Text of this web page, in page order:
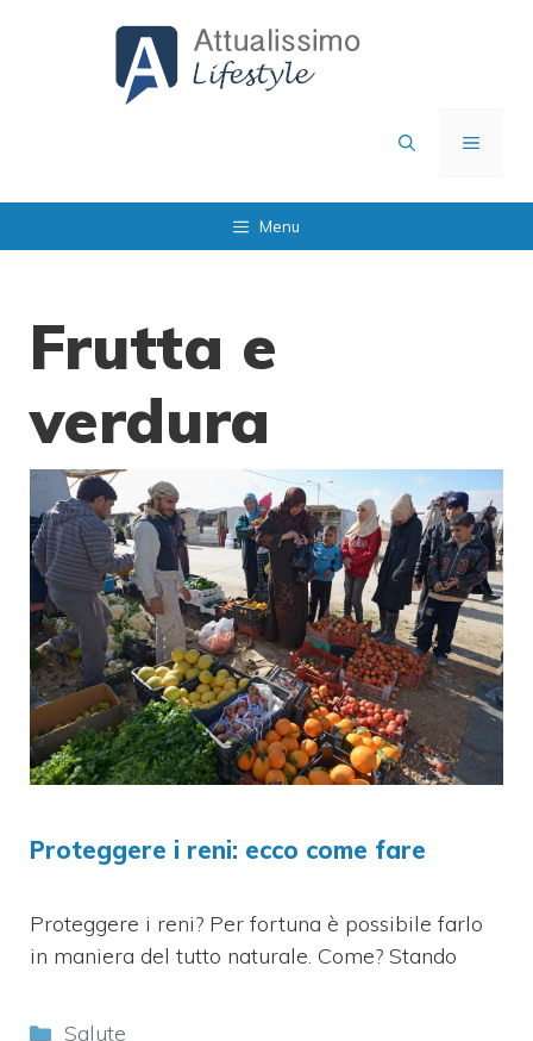
MENU
Menu
Frutta e
verdura
Proteggere i reni: ecco come fare
Proteggere i reni? Per fortuna è possibile farlo
in maniera del tutto naturale. Come? Stando
Categorie
Salute